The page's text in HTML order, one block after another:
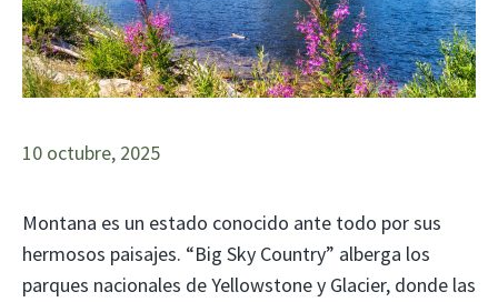
10 octubre, 2025
Montana es un estado conocido ante todo por sus
hermosos paisajes. “Big Sky Country” alberga los
parques nacionales de Yellowstone y Glacier, donde las